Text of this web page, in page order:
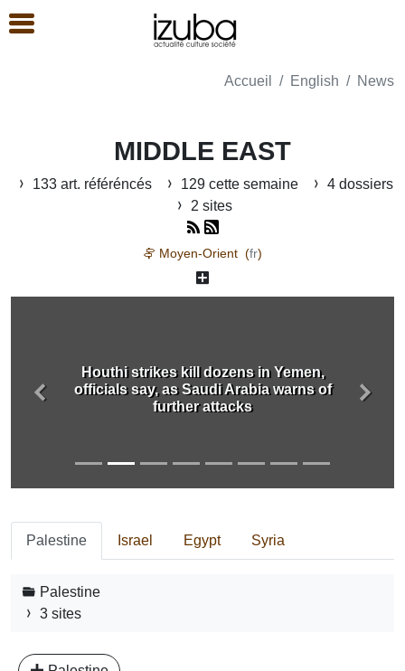
Accueil English News
MIDDLE EAST
133 art. référéncés 129 cette semaine
4 dossiers
2 sites
Moyen-Orient (fr)
Houthi strikes kill dozens in Yemen,
officials say, as Saudi Arabia warns of
further attacks
Précédent
Palestine Israel Egypt Syria
Palestine
3 sites